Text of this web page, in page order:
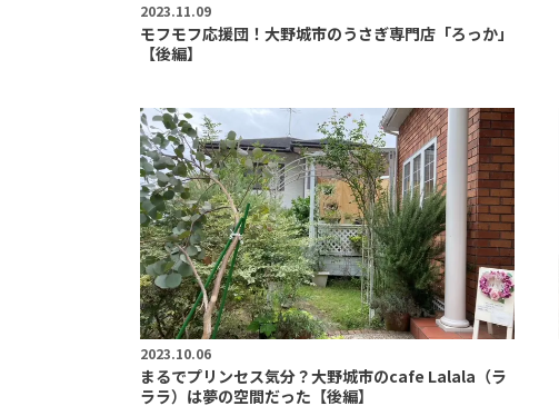
2023.11.09
モフモフ応援団！大野城市のうさぎ専門店「ろっか」
【後編】
2023.10.06
まるでプリンセス気分？大野城市のcafe Lalala（ラ
ララ）は夢の空間だった【後編】